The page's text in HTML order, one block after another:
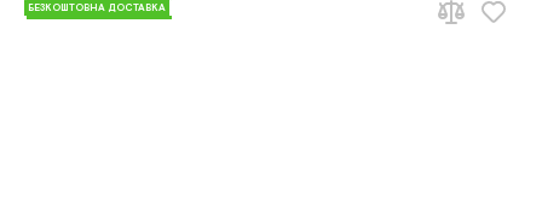
БЕЗКОШТОВНА ДОСТАВКА